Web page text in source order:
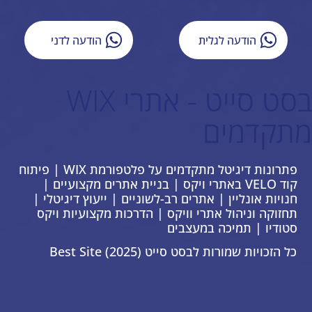
הודעה לגלית הודעה לדני
פתרונות דיגיטל מתקדמים על פלטפורמת WIX | פיתוח
קוד VELO באתרי ויקס | בניית אתרים מקצועיים |
חנויות אונליין | אתרים רב-לשוניים | ייעוץ דיגיטלי |
תחזוקה וניהול אתרי וויקס | הדרכות מקצועיות ויקס
סטודיו | תמיכה במעצבים
כל הזכויות שמורות לבסט סייט Best Site (2025)